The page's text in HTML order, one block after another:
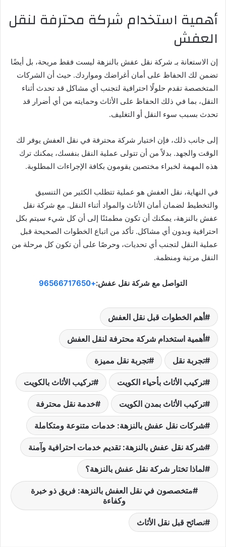
أهمية استخدام شركة محترفة لنقل
العفش
إن الاستعانة بـ شركة نقل عفش بالنزهة ليست فقط مريحة، بل أيضًا
تضمن لك الحفاظ على أمان أغراضك ومواردك. حيث أن الشركات
المتخصصة تقدم حلولًا احترافية لتجنب أي مشاكل قد تحدث أثناء
النقل، بما في ذلك الحفاظ على الأثاث وحمايته من أي أضرار قد
تحدث بسبب سوء النقل أو التغليف.
إلى جانب ذلك، فإن اختيار شركة محترفة في نقل العفش يوفر لك
الوقت والجهد. بدلاً من أن تتولى عملية النقل بنفسك، يمكنك ترك
هذه المهمة لخبراء مختصين يقومون بكافة الإجراءات المطلوبة.
في النهاية، نقل العفش هو عملية تتطلب الكثير من التنسيق
والتخطيط لضمان أمان الأثاث والمواد أثناء النقل. مع شركة نقل
عفش بالنزهة، يمكنك أن تكون مطمئنًا إلى أن كل شيء سيتم بكل
احترافية وبدون أي مشاكل. تأكد من اتباع الخطوات الصحيحة قبل
عملية النقل لتجنب أي تحديات، وحرصًا على أن تكون كل مرحلة من
النقل مرتبة ومنظمة.
التواصل مع شركة نقل عفش:+96566717650
أهم الخطوات قبل نقل العفش
أهمية استخدام شركة محترفة لنقل العفش
تجربة نقل تجربة نقل مميزة
تركيب الأثاث بأحياء الكويت تركيب الأثاث بالكويت
تركيب الأثاث بمدن الكويت خدمة نقل محترفة
شركات نقل عفش بالنزهة: خدمات متنوعة ومتكاملة
شركة نقل عفش بالنزهة: تقديم خدمات احترافية وآمنة
لماذا تختار شركة نقل عفش بالنزهة؟
متخصصون في نقل العفش بالنزهة: فريق ذو خبرة
وكفاءة
نصائح قبل نقل الأثاث